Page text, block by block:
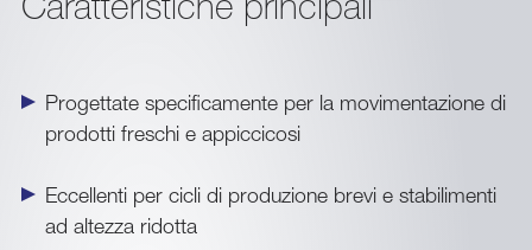
Progettate specificamente per la movimentazione di
prodotti freschi e appiccicosi
Eccellenti per cicli di produzione brevi e stabilimenti
ad altezza ridotta